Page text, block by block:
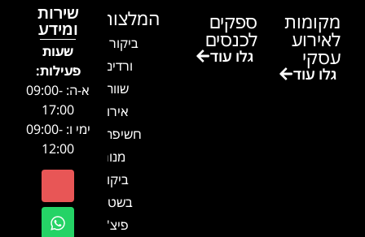
מקומות
לאירוע
עסקי
גלו עוד
ספקים
לכנסים
גלו עוד
המלצות
ביקור בגן
ורדים –
שווה!!
אירוע
חשיפה- זיו
מנור
ביקור
בשטח-
פיצ'ר
שירות
ומידע
שעות
פעילות:
א-ה: 09:00-
17:00
ימי ו: 09:00-
12:00